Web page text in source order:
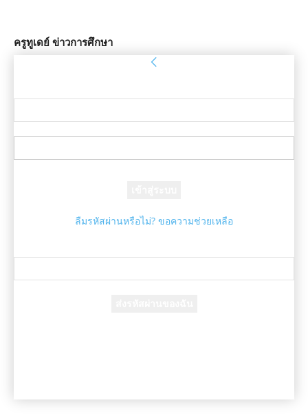
ครูทูเดย์ ข่าวการศึกษา
ลืมรหัสผ่านหรือไม่? ขอความช่วยเหลือ